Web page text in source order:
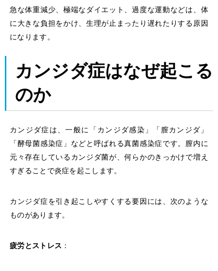
急な体重減少、極端なダイエット、過度な運動などは、体
に大きな負担をかけ、生理が止まったり遅れたりする原因
になります。
カンジダ症はなぜ起こる
のか
カンジダ症は、一般に「カンジダ感染」「 膣カンジダ 」
「酵母菌感染症」などと呼ばれる真菌感染症です。膣内に
元々存在しているカンジダ菌が、何らかのきっかけで増え
すぎることで炎症を起こします。
カンジダ症を引き起こしやすくする要因には、次のような
ものがあります。
疲労とストレス ：